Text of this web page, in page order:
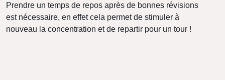
Prendre un temps de repos après de bonnes révisions
est nécessaire, en effet cela permet de stimuler à
nouveau la concentration et de repartir pour un tour !